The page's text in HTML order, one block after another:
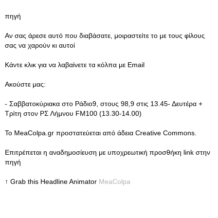
πηγή
Αν σας άρεσε αυτό που διαβάσατε, μοιραστείτε το με τους φίλους
σας να χαρούν κι αυτοί
Κάντε κλικ για να λαβαίνετε τα κόλπα με Email
Ακούστε μας:
- Σαββατοκύριακα στο Ράδιο9, στους 98,9 στις 13.45- Δευτέρα +
Τρίτη στον ΡΣ Λήμνου FM100 (13.30-14.00)
Το MeaColpa.gr προστατεύεται από άδεια Creative Commons.
Eπιτρέπεται η αναδημοσίευση με υποχρεωτική προσθήκη link στην
πηγή
↑ Grab this Headline Animator MeaColpa